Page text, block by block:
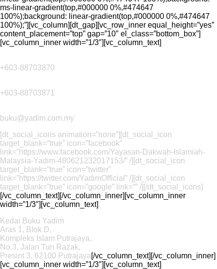
ms-linear-gradient(top,#000000 0%,#474647
100%);background: linear-gradient(top,#000000 0%,#474647
100%);”][vc_column][dt_gap][vc_row_inner equal_height=”yes”
content_placement=”top” gap=”10″ el_class=”bottom_box”]
[vc_column_inner width=”1/3″][vc_column_text]
+603-88703870
+603-88703871
buku@yadim.com.my
[dt_social_icons animation=”none”][dt_social_icon
target_blank=”true” icon=”facebook”
link=”https://www.facebook.com/Yayasan-Dakwah-Islamiah-
Malaysia-Yadim-480621232017153/” /][dt_social_icon
target_blank=”true” icon=”twitter”
link=”https://twitter.com/YadimOfficial” /][dt_social_icon
target_blank=”true” icon=”google” link=”” /][/dt_social_icons]
[/vc_column_text][/vc_column_inner][vc_column_inner
width=”1/3″][vc_column_text]
Kedai Buku Yadim
Aras 1, Blok D,
Kompleks Islam Putrajaya,
No.3, Jalan Tun Razak,
Presint 3, 62100 Putrajaya[/vc_column_text][/vc_column_inner]
[vc_column_inner width=”1/3″][vc_column_text]